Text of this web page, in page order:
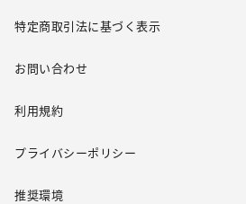
特定商取引法に基づく表示
お問い合わせ
利用規約
プライバシーポリシー
推奨環境